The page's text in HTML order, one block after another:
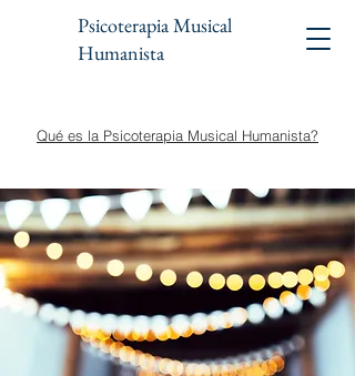
Psicoterapia Musical
Humanista
Qué es la Psicoterapia Musical Humanista?